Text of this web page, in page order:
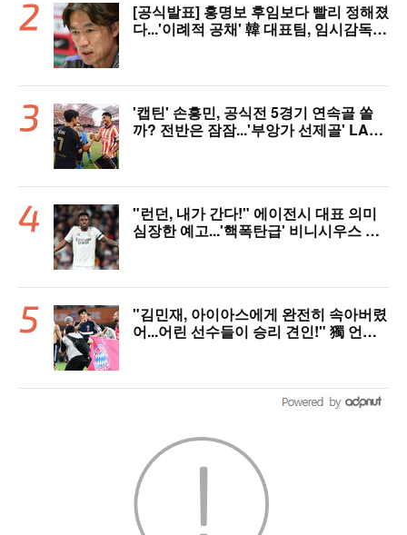
[공식발표] 홍명보 후임보다 빨리 정해졌
다...'이례적 공채' 韓 대표팀, 임시감독
'캡틴' 손흥민, 공식전 5경기 연속골 쏠
까? 전반은 잠잠...'부앙가 선제골' LAF
"런던, 내가 간다!" 에이전시 대표 의미
심장한 예고...'핵폭탄급' 비니시우스 아
"김민재, 아이아스에게 완전히 속아버렸
어...어린 선수들이 승리 견인!" 獨 언론,